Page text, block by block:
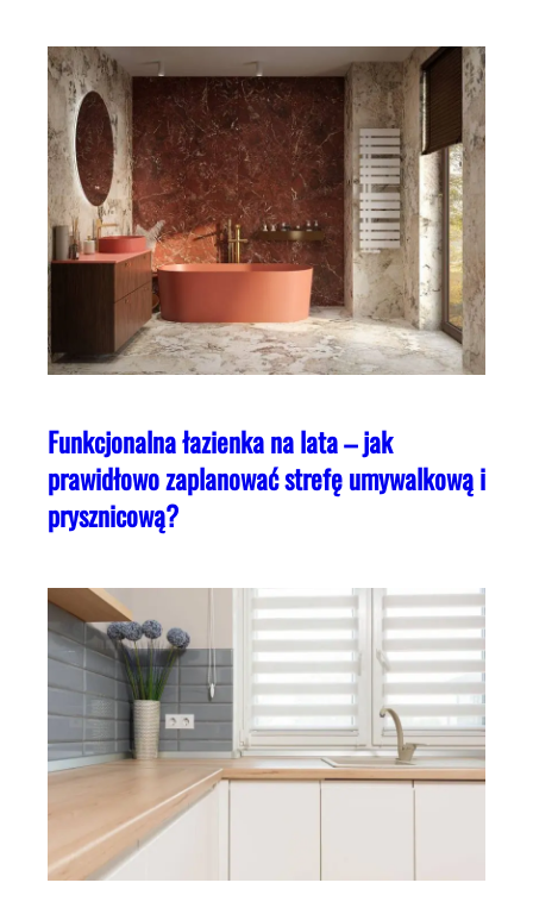
Funkcjonalna łazienka na lata – jak
prawidłowo zaplanować strefę umywalkową i
prysznicową?